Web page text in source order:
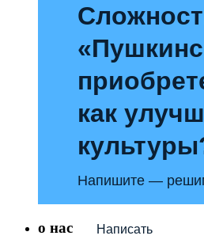
как
Напишите —
Написать
о нас